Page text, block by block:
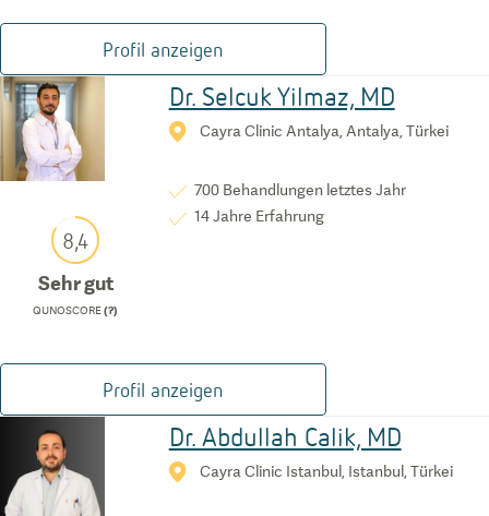
Profil anzeigen
8,4
Sehr gut
QUNOSCORE(?)
Dr. Selcuk Yilmaz, MD
Cayra Clinic Antalya, Antalya, Türkei
700 Behandlungen letztes Jahr
14 Jahre Erfahrung
Profil anzeigen
Dr. Abdullah Calik, MD
Cayra Clinic Istanbul, Istanbul, Türkei